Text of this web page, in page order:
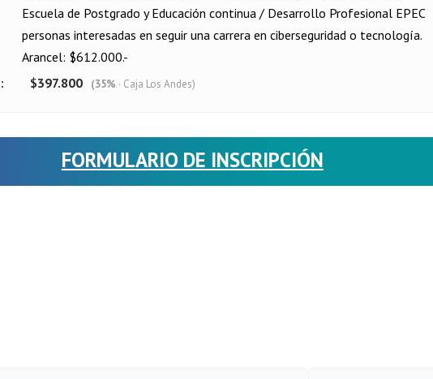
Escuela de Postgrado y Educación continua / Desarrollo Profesional EPEC
personas interesadas en seguir una carrera en ciberseguridad o tecnología.
Arancel: $612.000.-
$397.800 (35% · Caja Los Andes)
FORMULARIO DE INSCRIPCIÓN